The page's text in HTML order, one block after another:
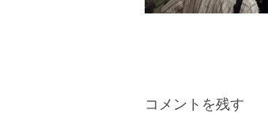
コメントを残す